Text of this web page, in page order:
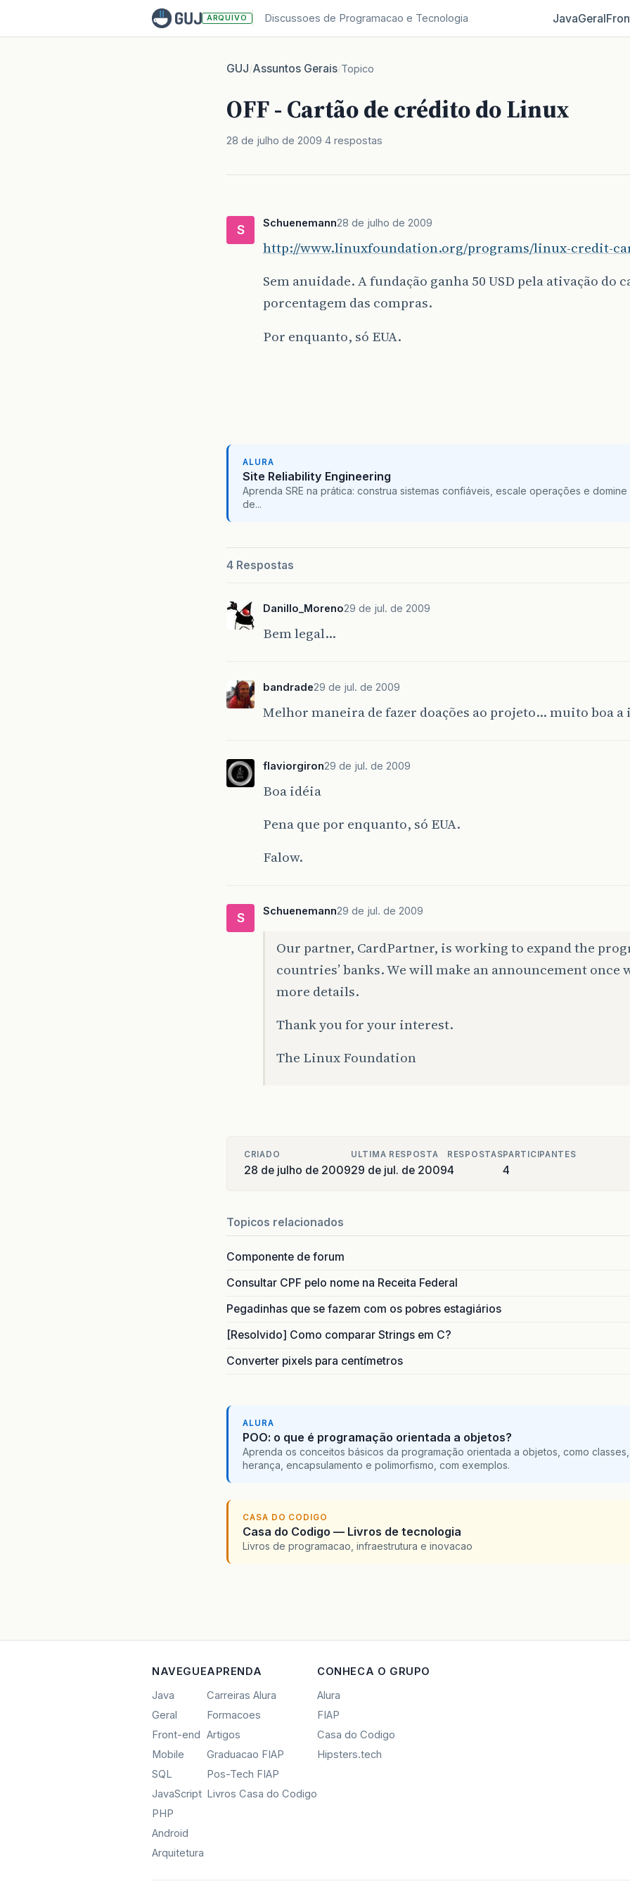
ARQUIVO Discussoes de Programacao e Tecnologia JavaGeral
GUJ/Assuntos Gerais/Topico
OFF - Cartão de crédito do Linux
28 de julho de 2009 4 respostas
S Schuenemann28 de julho de 2009
http://www.linuxfoundation.org/programs/linux-credit-
Sem anuidade. A fundação ganha 50 USD pela ativação do
porcentagem das compras.
Por enquanto, só EUA.
ALURA
Site Reliability Engineering
Aprenda SRE na prática: construa sistemas confiáveis, escale operações e domine
de...
4 Respostas
Danillo_Moreno29 de jul. de 2009
Bem legal…
bandrade29 de jul. de 2009
Melhor maneira de fazer doações ao projeto… muito boa a
flaviorgiron29 de jul. de 2009
Boa idéia
Pena que por enquanto, só EUA.
Falow.
S Schuenemann29 de jul. de 2009
Our partner, CardPartner, is working to expand the
countries’ banks. We will make an announcement once
more details.
Thank you for your interest.
The Linux Foundation
CRIADO
28 de julho de 2009
ULTIMA RESPOSTA
29 de jul. de 2009
RESPOSTAS
4
PARTICIPANTES
4
Topicos relacionados
Componente de forum
Consultar CPF pelo nome na Receita Federal
Pegadinhas que se fazem com os pobres estagiários
[Resolvido] Como comparar Strings em C?
Converter pixels para centímetros
ALURA
POO: o que é programação orientada a objetos?
Aprenda os conceitos básicos da programação orientada a objetos, como classes,
herança, encapsulamento e polimorfismo, com exemplos.
CASA DO CODIGO
Casa do Codigo — Livros de tecnologia
Livros de programacao, infraestrutura e inovacao
NAVEGUE
Java
Geral
Front-end
Mobile
SQL
JavaScript
PHP
Android
Arquitetura
APRENDA
Carreiras Alura
Formacoes
Artigos
Graduacao FIAP
Pos-Tech FIAP
Livros Casa do Codigo
CONHECA O GRUPO
Alura
FIAP
Casa do Codigo
Hipsters.tech